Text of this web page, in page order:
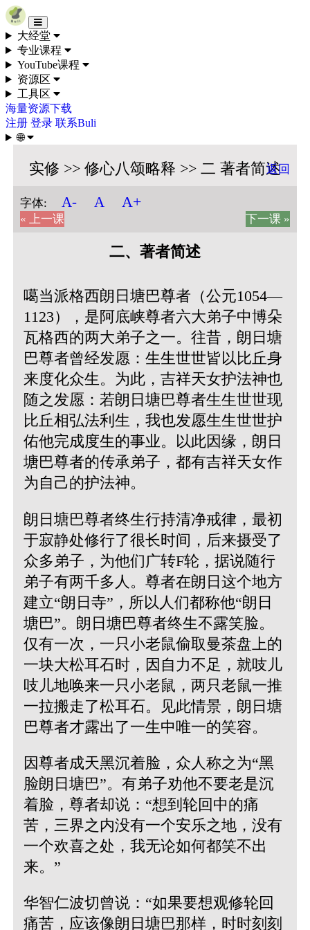
Skip to content
大经堂
专业课程
YouTube课程
资源区
工具区
海量资源下载
注册 登录 联系Buli
🌐
实修 >> 修心八颂略释 >> 二 著者简述
返回
字体: A- A A+
« 上一课 下一课 »
二、著者简述
噶当派格西朗日塘巴尊者（公元1054—
1123），是阿底峡尊者六大弟子中博朵
瓦格西的两大弟子之一。往昔，朗日塘
巴尊者曾经发愿：生生世世皆以比丘身
来度化众生。为此，吉祥天女护法神也
随之发愿：若朗日塘巴尊者生生世世现
比丘相弘法利生，我也发愿生生世世护
佑他完成度生的事业。以此因缘，朗日
塘巴尊者的传承弟子，都有吉祥天女作
为自己的护法神。
朗日塘巴尊者终生行持清净戒律，最初
于寂静处修行了很长时间，后来摄受了
众多弟子，为他们广转F轮，据说随行
弟子有两千多人。尊者在朗日这个地方
建立“朗日寺”，所以人们都称他“朗日
塘巴”。朗日塘巴尊者终生不露笑脸。
仅有一次，一只小老鼠偷取曼茶盘上的
一块大松耳石时，因自力不足，就吱儿
吱儿地唤来一只小老鼠，两只老鼠一推
一拉搬走了松耳石。见此情景，朗日塘
巴尊者才露出了一生中唯一的笑容。
因尊者成天黑沉着脸，众人称之为“黑
脸朗日塘巴”。有弟子劝他不要老是沉
着脸，尊者却说：“想到轮回中的痛
苦，三界之内没有一个安乐之地，没有
一个欢喜之处，我无论如何都笑不出
来。”
华智仁波切曾说：“如果要想观修轮回
痛苦，应该像朗日塘巴那样，时时刻刻